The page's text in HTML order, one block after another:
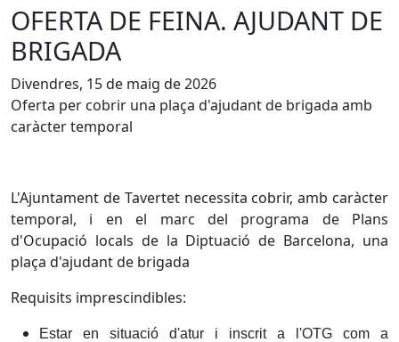
OFERTA DE FEINA. AJUDANT DE
BRIGADA
Divendres, 15 de maig de 2026
Oferta per cobrir una plaça d'ajudant de brigada amb
caràcter temporal
L'Ajuntament de Tavertet necessita cobrir, amb caràcter
temporal, i en el marc del programa de Plans
d'Ocupació locals de la Diptuació de Barcelona, una
plaça d'ajudant de brigada
Requisits imprescindibles:
Estar en situació d'atur i inscrit a l'OTG com a